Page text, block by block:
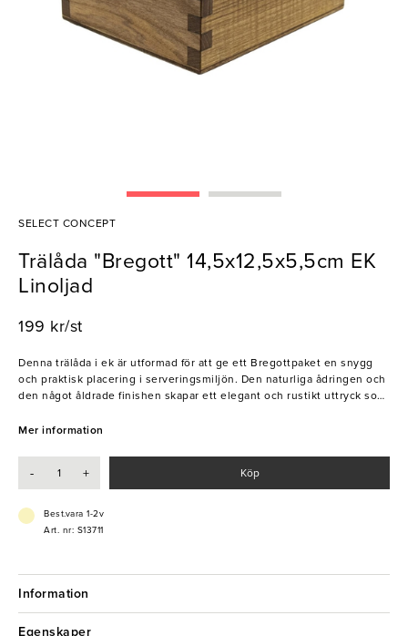
SELECT CONCEPT
Trälåda "Bregott" 14,5x12,5x5,5cm EK
Linoljad
199 kr/st
Denna trälåda i ek är utformad för att ge ett Bregottpaket en snygg
och praktisk placering i serveringsmiljön. Den naturliga ådringen och
den något åldrade finishen skapar ett elegant och rustikt uttryck som
att lyfta presentationen av smör och andra pålägg.
- Naturligt och rustikt uttryck
Mer information
- + Köp
Best.vara 1-2v
Art. nr: S13711
Information
Egenskaper